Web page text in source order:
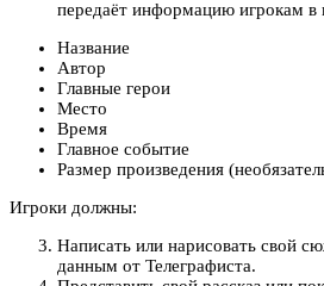
передаёт информацию игрокам в
Название
Автор
Главные герои
Место
Время
Главное событие
Размер произведения
Игроки должны:
Написать или нарисовать свой
данным от Телеграфиста.